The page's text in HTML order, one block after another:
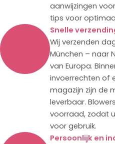
aanwijzingen
tips voor
Snelle
Wij verzenden
München – naar
van Europa.
invoerrechten of
magazijn zijn de
leverbaar.
voorraad, zodat
voor gebruik.
Persoonlijk en